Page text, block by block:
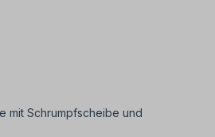
mit Schrumpfscheibe und